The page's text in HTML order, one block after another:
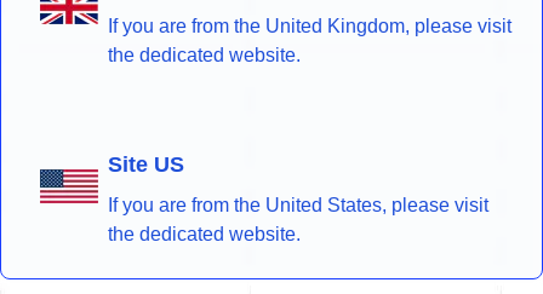
If you are from the United Kingdom, please visit
the dedicated website.
Site US
If you are from the United States, please visit
the dedicated website.